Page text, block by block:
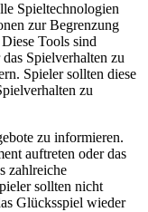
Spieltechnologien
zur Begrenzung
Tools sind
Spielverhalten zu
Spieler sollten diese
zu
zu informieren.
auftreten oder das
zahlreiche
sollten nicht
Glücksspiel wieder